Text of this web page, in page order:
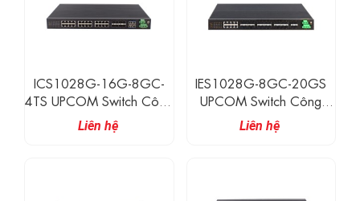
IEC61850-3
ICS1028G-16G-8GC-
4TS UPCOM Switch Công
Nghiệp Layer 3 16 Cổng
Ethernet 1G, 8 Cổng
Liên hệ
IES1028G-8GC-20GS
UPCOM Switch Công
Nghiệp 8 Cổng Gigabit
Combo + 20 Cổng
Liên hệ